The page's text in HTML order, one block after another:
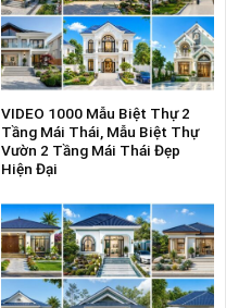
VIDEO 1000 Mẫu Biệt Thự 2
Tầng Mái Thái, Mẫu Biệt Thự
Vườn 2 Tầng Mái Thái Đẹp
Hiện Đại